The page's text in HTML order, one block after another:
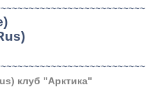
клуб "Арктика"